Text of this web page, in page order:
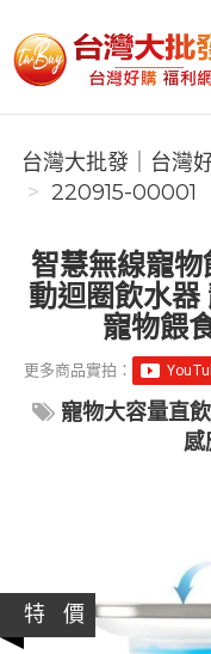
台灣大批發｜台灣好
台灣大批發｜台灣
220915-00001
智慧無線寵物
動迴圈飲水器
寵物餵
更多商品實拍：
寵物大容量直
感
特 價